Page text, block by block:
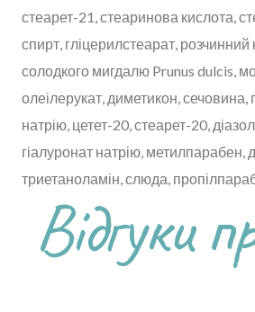
стеарет-21, стеаринова кислота,
спирт, гліцерилстеарат, розчинний
солодкого мигдалю Prunus dulcis,
олеілерукат, диметикон, сечовина,
натрію, цетет-20, стеарет-20,
гіалуронат натрію, метилпарабен,
триетаноламін, слюда,
Відгуки